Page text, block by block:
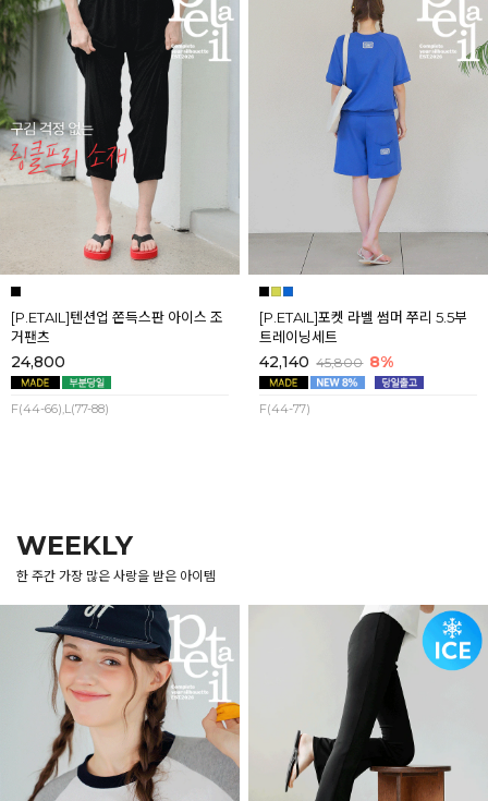
[P.ETAIL]텐션업 쫀득스판 아이스 조
거팬츠
24,800
F(44-66),L(77-88)
[P.ETAIL]포켓 라벨 썸머 쭈리 5.5부
트레이닝세트
42,140 45,800 8%
F(44-77)
WEEKLY
한 주간 가장 많은 사랑을 받은 아이템